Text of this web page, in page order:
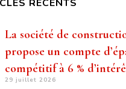
RÉCENTS
La société de
propose un compte
compétitif à 6 %
29 juillet 2026